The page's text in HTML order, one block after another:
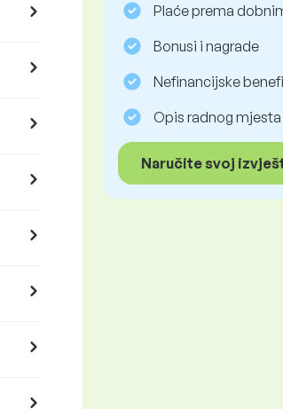
Plaće prema
Bonusi i nagrade
Nefinancijske
Opis radnog mjesta
Naručite svoj